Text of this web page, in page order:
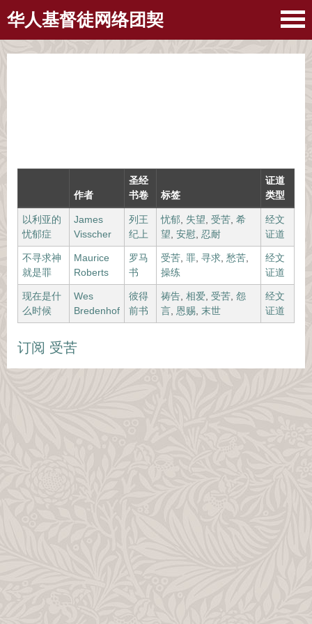
华人基督徒网络团契
作者
圣经
书卷
标签
证道
类型
以利亚的
忧郁症
James
Visscher
列王
纪上
忧郁 失望 受苦 希
望 安慰 忍耐
经文
证道
不寻求神
就是罪
Maurice
Roberts
罗马
书
受苦 罪 寻求 愁苦
操练
经文
证道
现在是什
么时候
Wes
Bredenhof
彼得
前书
祷告 相爱 受苦 怨
言 恩赐 末世
经文
证道
订阅 受苦